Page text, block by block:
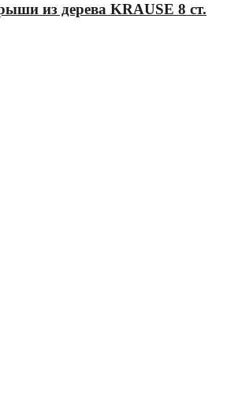
из дерева KRAUSE 8 ст.